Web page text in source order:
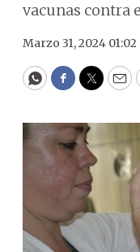
vacunas contra
Marzo 31, 2024 01:02
WhatsApp
Facebook